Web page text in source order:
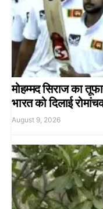
मोहम्मद सिराज का
भारत को दिलाई
August 9, 2026